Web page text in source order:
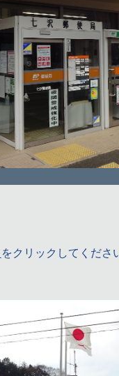
をクリックしてくださ